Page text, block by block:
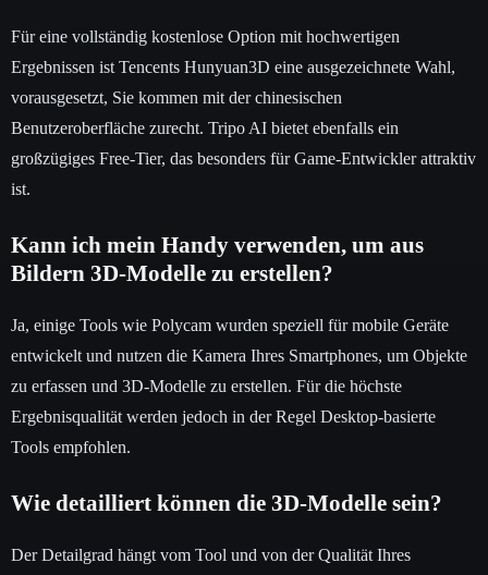
Für eine vollständig kostenlose Option mit hochwertigen
Ergebnissen ist Tencents Hunyuan3D eine ausgezeichnete Wahl,
vorausgesetzt, Sie kommen mit der chinesischen
Benutzeroberfläche zurecht. Tripo AI bietet ebenfalls ein
großzügiges Free-Tier, das besonders für Game-Entwickler attraktiv
ist.
Kann ich mein Handy verwenden, um aus
Bildern 3D-Modelle zu erstellen?
Ja, einige Tools wie Polycam wurden speziell für mobile Geräte
entwickelt und nutzen die Kamera Ihres Smartphones, um Objekte
zu erfassen und 3D-Modelle zu erstellen. Für die höchste
Ergebnisqualität werden jedoch in der Regel Desktop-basierte
Tools empfohlen.
Wie detailliert können die 3D-Modelle sein?
Der Detailgrad hängt vom Tool und von der Qualität Ihres